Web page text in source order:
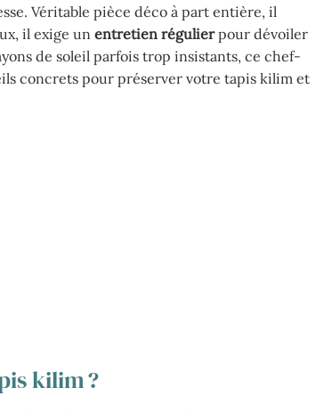
Véritable pièce déco à part entière, il
il exige un entretien régulierpour dévoiler
de soleil parfois trop insistants, ce chef-
concrets pour préserver votre tapis kilim et
kilim ?